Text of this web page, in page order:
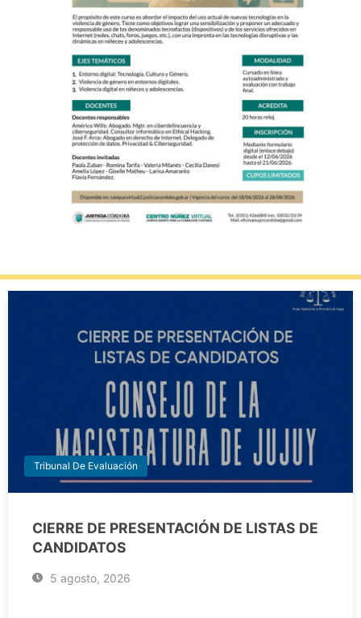
Tribunal De Evaluación
CIERRE DE PRESENTACIÓN DE LISTAS DE
CANDIDATOS
5 agosto, 2026